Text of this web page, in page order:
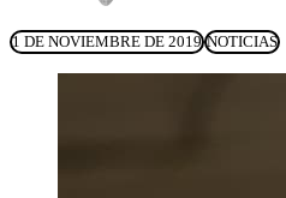
1 DE NOVIEMBRE DE 2019 NOTICIAS